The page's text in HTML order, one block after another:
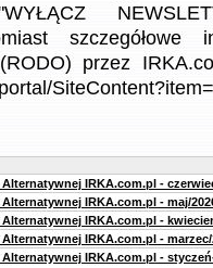
szczegółowe
przez
IRKA.com.pl -
IRKA.com.pl - maj/
IRKA.com.pl -
IRKA.com.pl - marzec/
IRKA.com.pl -